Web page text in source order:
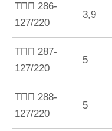
ТПП 286-
127/220
3,9
ТПП 287-
127/220
5
ТПП 288-
127/220
5